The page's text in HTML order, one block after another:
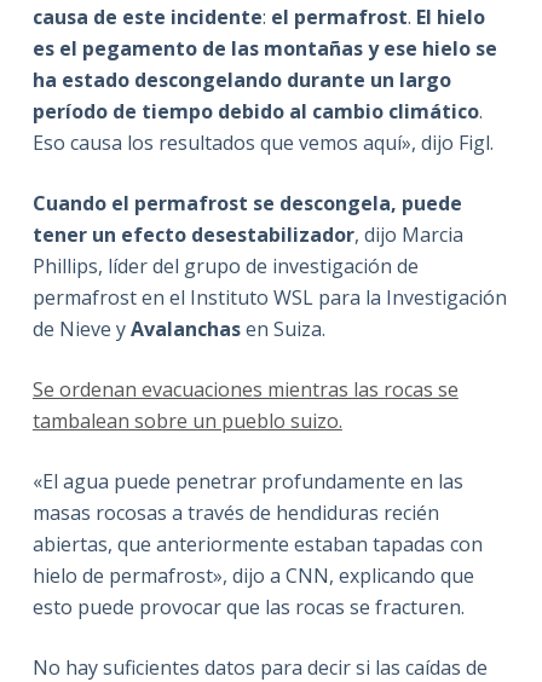
causa de este incidente: el permafrost. El hielo
es el pegamento de las montañas y ese hielo se
ha estado descongelando durante un largo
período de tiempo debido al cambio climático.
Eso causa los resultados que vemos aquí», dijo Figl.
Cuando el permafrost se descongela, puede
tener un efecto desestabilizador, dijo Marcia
Phillips, líder del grupo de investigación de
permafrost en el Instituto WSL para la Investigación
de Nieve yAvalanchasen Suiza.
Se ordenan evacuaciones mientras las rocas se
tambalean sobre un pueblo suizo.
«El agua puede penetrar profundamente en las
masas rocosas a través de hendiduras recién
abiertas, que anteriormente estaban tapadas con
hielo de permafrost», dijo a CNN, explicando que
esto puede provocar que las rocas se fracturen.
No hay suficientes datos para decir si las caídas de